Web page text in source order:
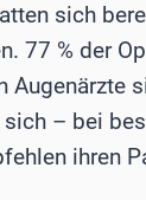
sich
77 % der
sich – bei
ihren